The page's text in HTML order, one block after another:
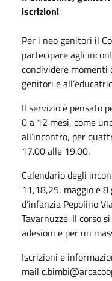
iscrizioni
Per i neo genitori il
partecipare agli
condividere momenti
genitori e
Il servizio è pensato
0 a 12 mesi, come
all’incontro, per
17.00 alle 19.00.
Calendario degli
11,18,25, maggio e 8
d’infanzia Pepolino
Tavarnuzze. Il corso
adesioni e per un
Iscrizioni e
mail